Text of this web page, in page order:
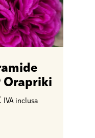
Orapriki
IVA inclusa